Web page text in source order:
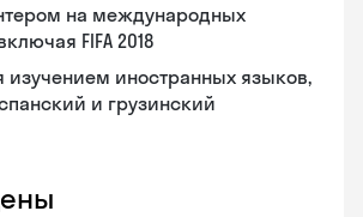
на международных
FIFA 2018
изучением иностранных языков,
и грузинский